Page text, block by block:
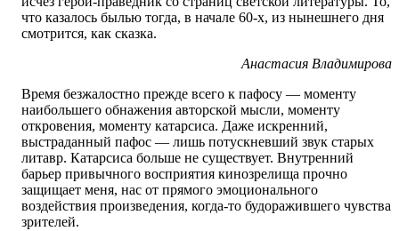
что казалось былью тогда, в начале 60-х, из нынешнего дня
смотрится, как сказка.
Анастасия Владимирова
Время безжалостно прежде всего к пафосу — моменту
наибольшего обнажения авторской мысли, моменту
откровения, моменту катарсиса. Даже искренний,
выстраданный пафос — лишь потускневший звук старых
литавр. Катарсиса больше не существует. Внутренний
барьер привычного восприятия кинозрелища прочно
защищает меня, нас от прямого эмоционального
воздействия произведения, когда-то будоражившего чувства
зрителей.